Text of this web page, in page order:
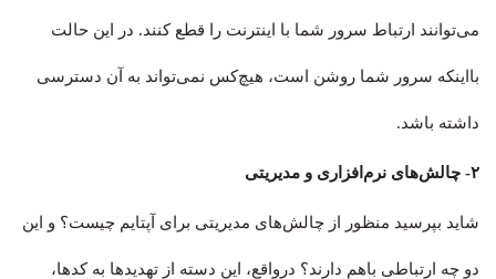
می‌توانند ارتباط سرور شما با اینترنت را قطع کنند. در این حالت
بااینکه سرور شما روشن است، هیچ‌کس نمی‌تواند به آن دسترسی
داشته باشد.
۲- چالش‌های نرم‌افزاری و مدیریتی
شاید بپرسید منظور از چالش‌های مدیریتی برای آپتایم چیست؟ و این
دو چه ارتباطی باهم دارند؟ درواقع، این دسته از تهدیدها به کدها،